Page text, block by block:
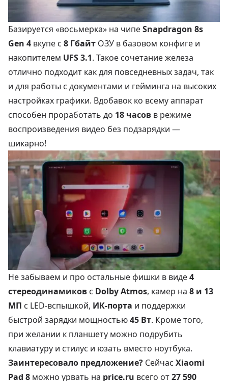
Базируется «восьмерка» на чипеSnapdragon 8s
Gen 4 вкупе с 8 Гбайт ОЗУ в базовом конфиге и
накопителем UFS 3.1. Такое сочетание железа
отлично подходит как для повседневных задач, так
и для работы с документами и гейминга на высоких
настройках графики. Вдобавок ко всему аппарат
способен проработать до 18 часов в режиме
воспроизведения видео без подзарядки —
шикарно!
Не забываем и про остальные фишки в виде4
стереодинамиков с Dolby Atmos, камер на 8 и 13
МП с LED-вспышкой, ИК-порта и поддержки
быстрой зарядки мощностью45 Вт. Кроме того,
при желании к планшету можно подрубить
клавиатуру и стилус и юзать вместо ноутбука.
Заинтересовало предложение? Сейчас Xiaomi
Pad 8 можно урвать на price.ru всего от27 590